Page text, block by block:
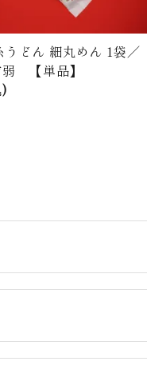
うどん 細丸めん 1袋／
【単品】